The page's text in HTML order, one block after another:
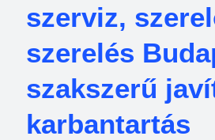
szerviz,
szerelés
szakszerű
karbantartás